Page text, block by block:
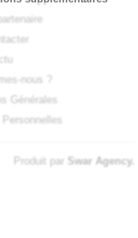
nous ?
Générales
Personnelles
Produit par Swar Agency.